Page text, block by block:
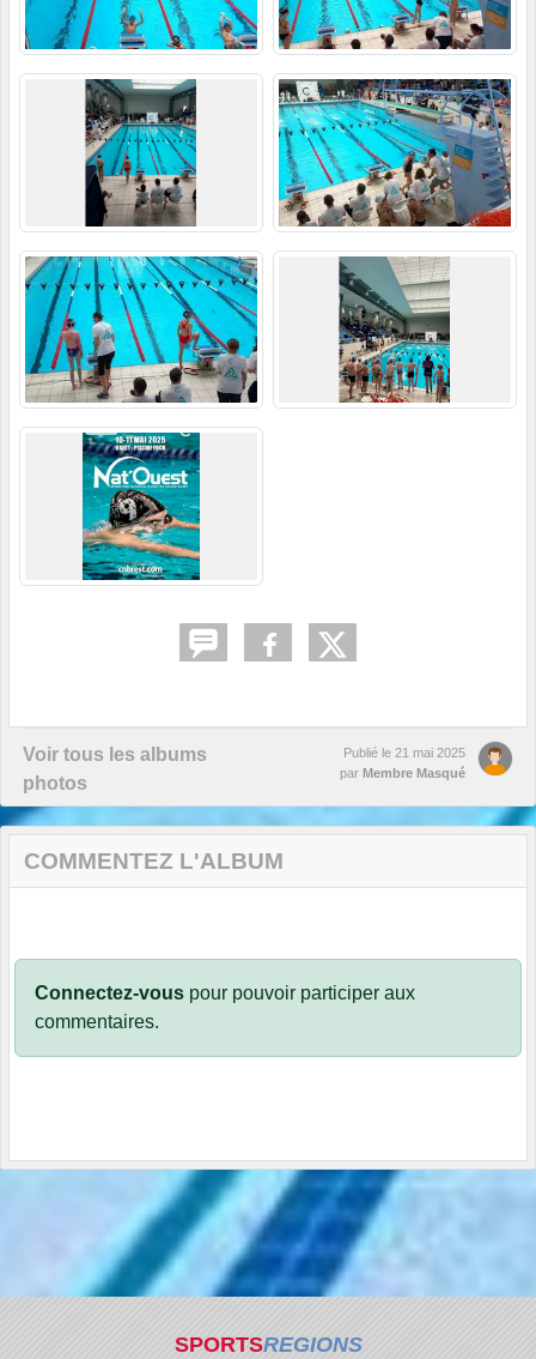
Voir tous les albums
photos
Publié le 21 mai 2025
par Membre Masqué
COMMENTEZ L'ALBUM
Connectez-vous pour pouvoir participer aux
commentaires.
SPORTSREGIONS